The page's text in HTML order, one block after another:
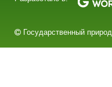
Государственный